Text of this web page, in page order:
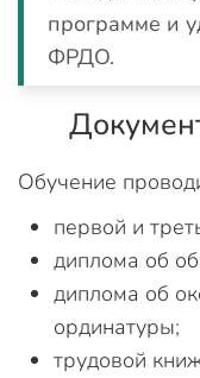
программе и
ФРДО.
Обучение
первой и
диплома об
диплома об
ординатуры;
трудовой